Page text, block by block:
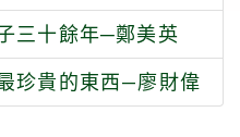
三十餘年─鄭美英
珍貴的東西—廖財偉